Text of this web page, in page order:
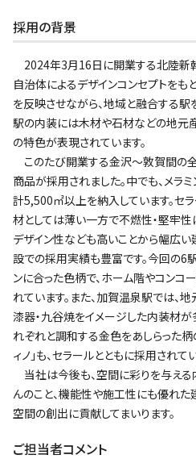
採用の背景
2024年3月16日に開業する北陸新
自治体によるデザインコンセプトを
を反映させながら、地域と融合する駅
駅の内装には木材や石材などの地元
の特色が表現されています。
このたび開業する金沢～敦賀間の
商品が採用されました。中でも、メラ
計5,500㎡以上を納入しています。セ
材としては薄い一方で不燃性・堅牢性
デザイン性なども高いことから幅広
設での採用実績も豊富です。今回の6
ンに合った色柄で、ホーム階やコンコ
れています。また、加賀温泉駅では、
漆器・九谷焼をイメージした内装材が
れぞれと調和する金色をあしらった
ィノ｣も、セラールとともに採用されてい
当社は今後も、空間に彩りを与え
んのこと、機能性や施工性にも優れ
空間の創出に貢献してまいります。
ご担当者コメント